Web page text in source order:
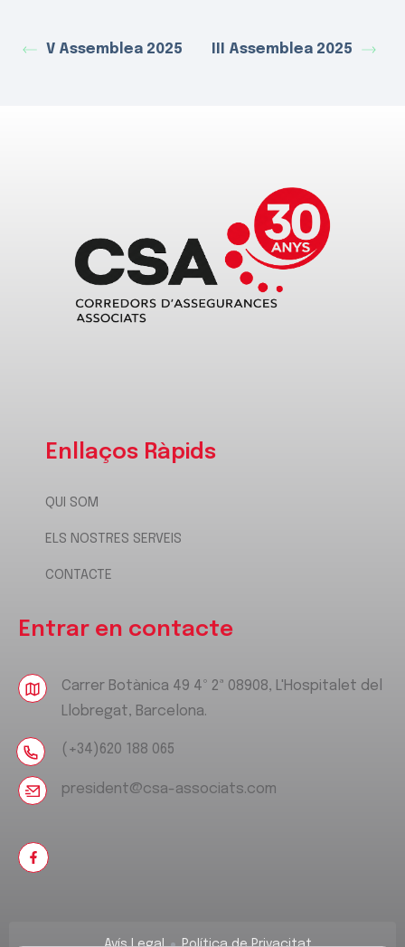
V Assemblea 2025 III Assemblea 2025
Enllaços Ràpids
QUI SOM
ELS NOSTRES SERVEIS
CONTACTE
Entrar en contacte
Carrer Botànica 49 4º 2ª 08908, L'Hospitalet del
Llobregat, Barcelona.
(+34)620 188 065
president@csa-associats.com
Avís Legal Política de Privacitat